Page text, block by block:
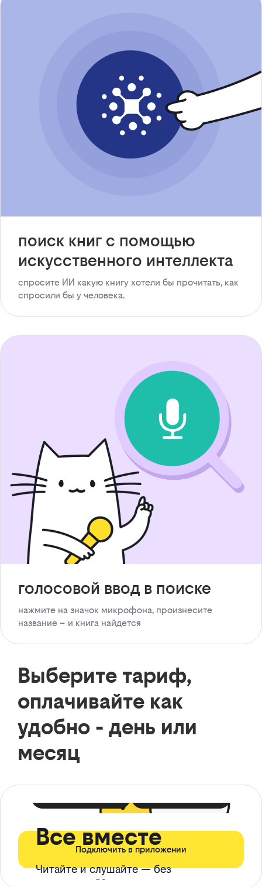
поиск книг с помощью
искусственного интеллекта
спросите ИИ какую книгу хотели бы прочитать, как
спросили бы у человека.
голосовой ввод в поиске
нажмите на значок микрофона, произнесите
название – и книга найдется
Выберите тариф,
оплачивайте как
удобно - день или
месяц
Все вместе
Читайте и слушайте — без
ограничений*
Подключить в приложении